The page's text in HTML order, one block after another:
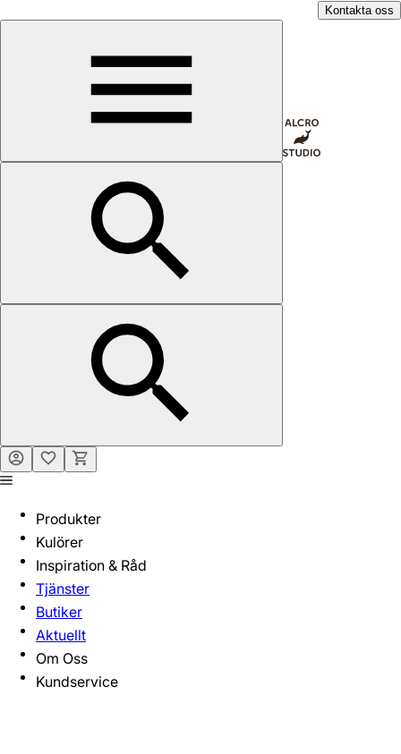
Kontakta oss
Produkter
Kulörer
Inspiration & Råd
Tjänster
Butiker
Aktuellt
Om Oss
Kundservice